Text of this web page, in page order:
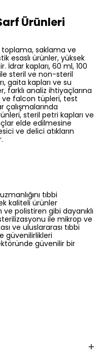
Ürünleri
saklama ve
esaslı ürünler, yüksek
kapları, 60 ml, 100
steril ve non-steril
gaita kapları ve su
farklı analiz ihtiyaçlarına
ve falcon tüpleri, test
çalışmalarında
steril petri kapları ve
elde edilmesine
ve delici atıkların
tıbbi
kaliteli ürünler
polistiren gibi dayanıklı
ile mikrop ve
ve uluslararası tıbbi
güvenilirlikleri
güvenilir bir